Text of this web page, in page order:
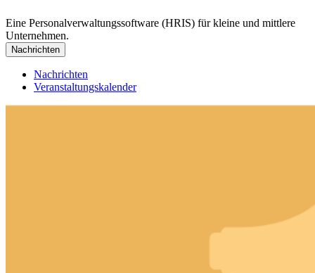
Eine Personalverwaltungssoftware (HRIS) für kleine und mittlere
Unternehmen.
Nachrichten
Nachrichten
Veranstaltungskalender